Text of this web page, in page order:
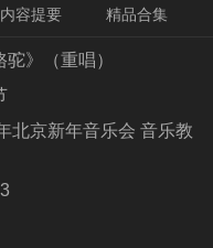
内容提要 精品合集
驼》（重唱）
北京新年音乐会 音乐教